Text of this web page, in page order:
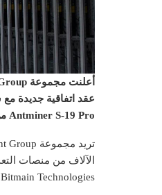
Antminer S-19 Pro من الجيل التالي مقابل 23 مليون دولار.
Bitmain Technologies حيث وافق على شراء 10500 S-19 Antminers جديد من الشركة.